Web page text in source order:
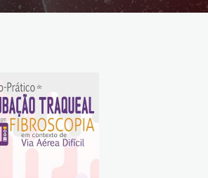
Estudos
Respiratórios